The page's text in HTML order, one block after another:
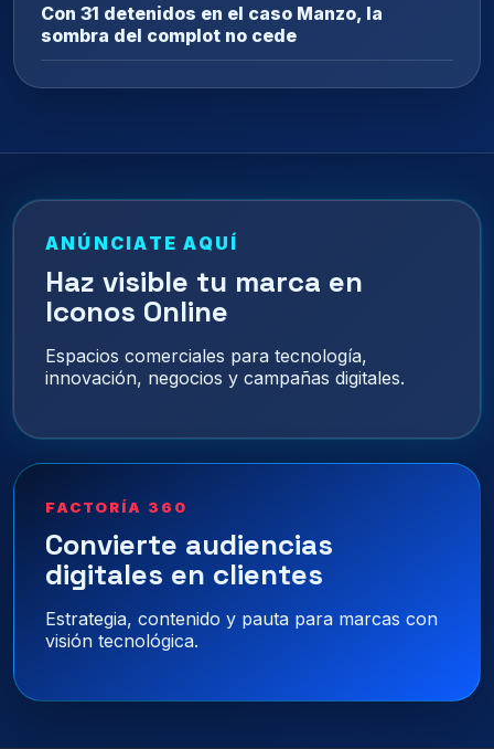
Con 31 detenidos en el caso Manzo, la
sombra del complot no cede
ANÚNCIATE AQUÍ
Haz visible tu marca en
Iconos Online
Espacios comerciales para tecnología,
innovación, negocios y campañas digitales.
FACTORÍA 360
Convierte audiencias
digitales en clientes
Estrategia, contenido y pauta para marcas con
visión tecnológica.